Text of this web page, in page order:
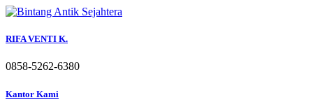
Skip
content
RIFA VENTI K.
0858-5262-6380
Kantor Kami